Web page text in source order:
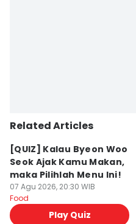
Related Articles
[QUIZ] Kalau Byeon Woo
Seok Ajak Kamu Makan,
maka Pilihlah Menu Ini!
07 Agu 2026, 20:30 WIB
Food
Play Quiz